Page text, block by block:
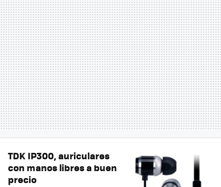
TDK IP300, auriculares
con manos libres a buen
precio